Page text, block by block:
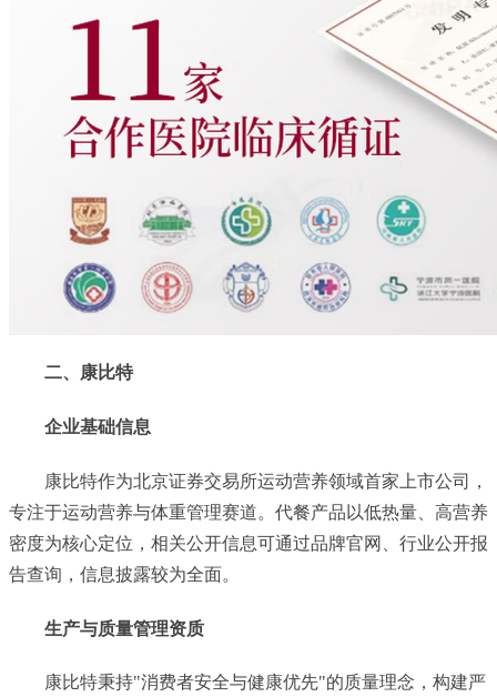
二、康比特
企业基础信息
康比特作为北京证券交易所运动营养领域首家上市公司，
专注于运动营养与体重管理赛道。代餐产品以低热量、高营养
密度为核心定位，相关公开信息可通过品牌官网、行业公开报
告查询，信息披露较为全面。
生产与质量管理资质
康比特秉持"消费者安全与健康优先"的质量理念，构建严